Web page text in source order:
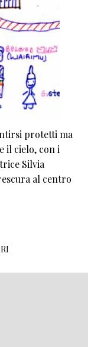
protetti ma
il cielo, con i
Silvia
al centro